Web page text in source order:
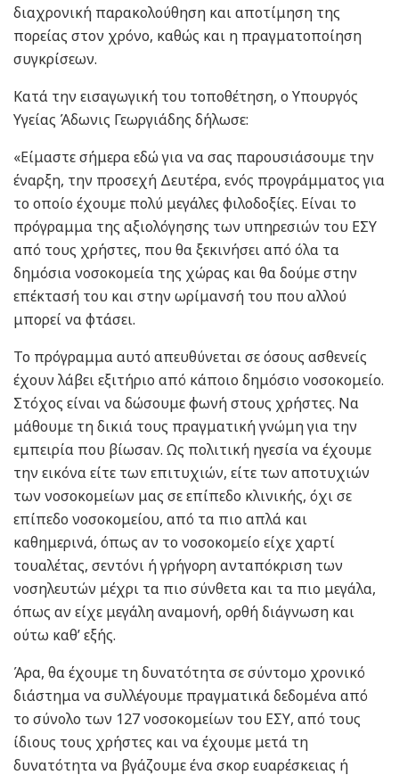
διαχρονική παρακολούθηση και αποτίμηση της
πορείας στον χρόνο, καθώς και η πραγματοποίηση
συγκρίσεων.
Κατά την εισαγωγική του τοποθέτηση, ο Υπουργός
Υγείας Άδωνις Γεωργιάδης δήλωσε:
«Είμαστε σήμερα εδώ για να σας παρουσιάσουμε την
έναρξη, την προσεχή Δευτέρα, ενός προγράμματος για
το οποίο έχουμε πολύ μεγάλες φιλοδοξίες. Είναι το
πρόγραμμα της αξιολόγησης των υπηρεσιών του ΕΣΥ
από τους χρήστες, που θα ξεκινήσει από όλα τα
δημόσια νοσοκομεία της χώρας και θα δούμε στην
επέκτασή του και στην ωρίμανσή του που αλλού
μπορεί να φτάσει.
Το πρόγραμμα αυτό απευθύνεται σε όσους ασθενείς
έχουν λάβει εξιτήριο από κάποιο δημόσιο νοσοκομείο.
Στόχος είναι να δώσουμε φωνή στους χρήστες. Να
μάθουμε τη δικιά τους πραγματική γνώμη για την
εμπειρία που βίωσαν. Ως πολιτική ηγεσία να έχουμε
την εικόνα είτε των επιτυχιών, είτε των αποτυχιών
των νοσοκομείων μας σε επίπεδο κλινικής, όχι σε
επίπεδο νοσοκομείου, από τα πιο απλά και
καθημερινά, όπως αν το νοσοκομείο είχε χαρτί
τουαλέτας, σεντόνι ή γρήγορη ανταπόκριση των
νοσηλευτών μέχρι τα πιο σύνθετα και τα πιο μεγάλα,
όπως αν είχε μεγάλη αναμονή, ορθή διάγνωση και
ούτω καθ’ εξής.
Άρα, θα έχουμε τη δυνατότητα σε σύντομο χρονικό
διάστημα να συλλέγουμε πραγματικά δεδομένα από
το σύνολο των 127 νοσοκομείων του ΕΣΥ, από τους
ίδιους τους χρήστες και να έχουμε μετά τη
δυνατότητα να βγάζουμε ένα σκορ ευαρέσκειας ή